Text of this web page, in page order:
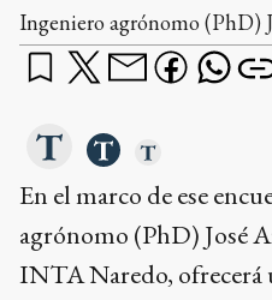
Ingeniero agrónomo (PhD)
En el marco de ese
agrónomo (PhD) José
INTA Naredo, ofrecerá